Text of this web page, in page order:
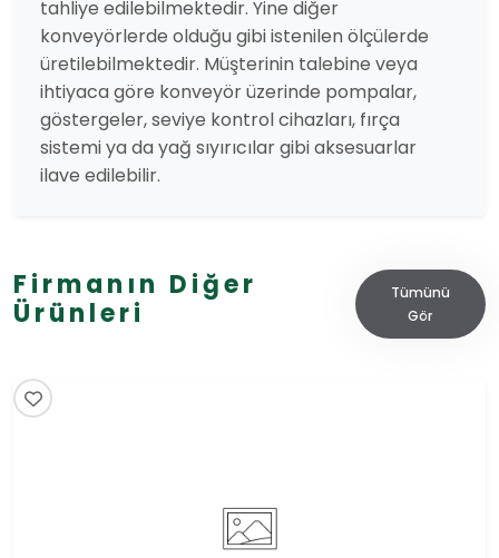
tahliye edilebilmektedir. Yine diğer
konveyörlerde olduğu gibi istenilen ölçülerde
üretilebilmektedir. Müşterinin talebine veya
ihtiyaca göre konveyör üzerinde pompalar,
göstergeler, seviye kontrol cihazları, fırça
sistemi ya da yağ sıyırıcılar gibi aksesuarlar
ilave edilebilir.
Firmanın Diğer
Ürünleri
Tümünü
Gör